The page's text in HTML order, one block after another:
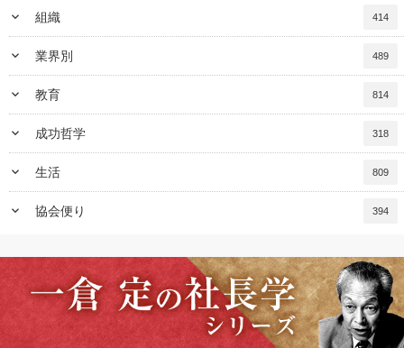
keyboard_arrow_down 組織 414
keyboard_arrow_down 業界別 489
keyboard_arrow_down 教育 814
keyboard_arrow_down 成功哲学 318
keyboard_arrow_down 生活 809
keyboard_arrow_down 協会便り 394